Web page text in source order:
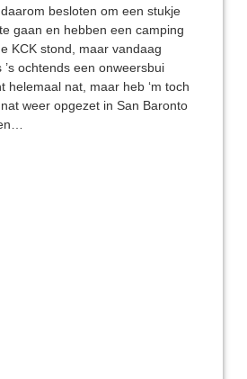
besloten om een stukje
gaan en hebben een camping
KCK stond, maar vandaag
ochtends een onweersbui
helemaal nat, maar heb ‘m toch
weer opgezet in San Baronto